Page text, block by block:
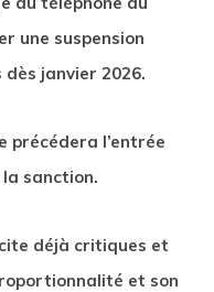
une suspension
janvier 2026.
précédera l’entrée
sanction.
déjà critiques et
et son